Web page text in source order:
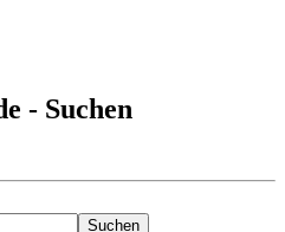
- Suchen